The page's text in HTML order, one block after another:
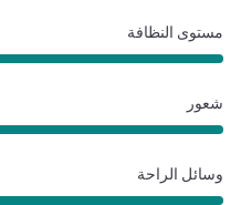
مستوى النظافة
شعور
وسائل الراحة